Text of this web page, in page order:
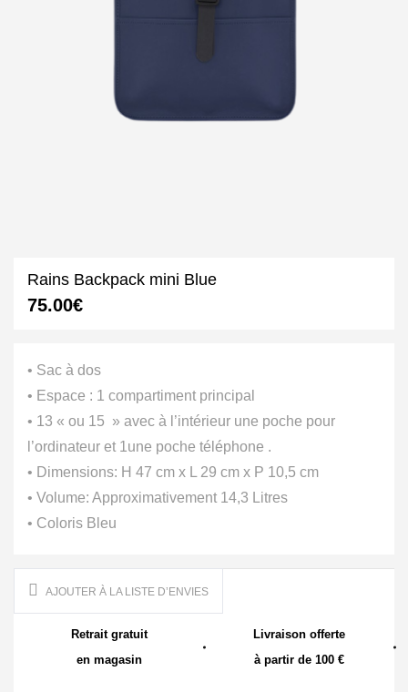
Rains Backpack mini Blue
75.00€
• Sac à dos
• Espace : 1 compartiment principal
• 13 « ou 15 » avec à l’intérieur une poche pour
l’ordinateur et 1une poche téléphone .
• Dimensions: H 47 cm x L 29 cm x P 10,5 cm
• Volume: Approximativement 14,3 Litres
• Coloris Bleu
AJOUTER À LA LISTE D’ENVIES
Retrait gratuit
en magasin
Livraison offerte
à partir de 100 €